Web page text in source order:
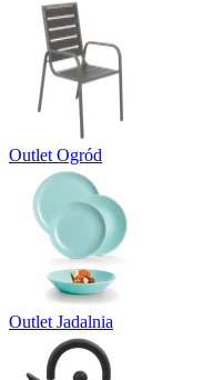
Outlet Ogród
Outlet Jadalnia